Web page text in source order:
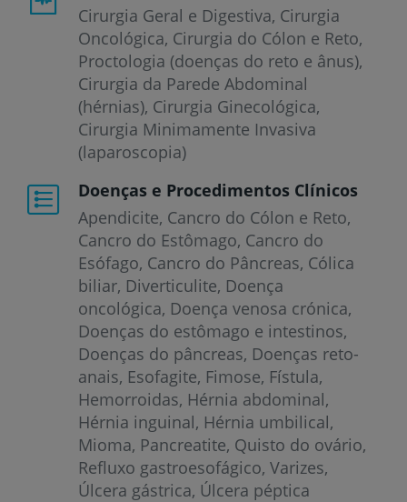
Cirurgia Geral e Digestiva, Cirurgia
Oncológica, Cirurgia do Cólon e Reto,
Proctologia (doenças do reto e ânus),
Cirurgia da Parede Abdominal
(hérnias), Cirurgia Ginecológica,
Cirurgia Minimamente Invasiva
(laparoscopia)
Doenças e Procedimentos Clínicos
Apendicite Cancro do Cólon e Reto
Cancro do Estômago Cancro do
Esófago Cancro do Pâncreas Cólica
biliar Diverticulite Doença
oncológica Doença venosa crónica
Doenças do estômago e intestinos
Doenças do pâncreas Doenças reto-
anais Esofagite Fimose Fístula
Hemorroidas Hérnia abdominal
Hérnia inguinal Hérnia umbilical
Mioma Pancreatite Quisto do ovário
Refluxo gastroesofágico Varizes
Úlcera gástrica Úlcera péptica